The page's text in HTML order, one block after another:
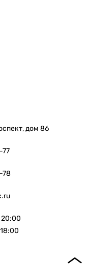
дом 86
77
78